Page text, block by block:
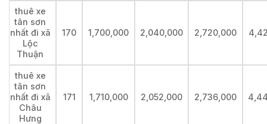
thuê xe
tân sơn
nhất đi xã
Lộc
Thuận
170 1,700,000 2,040,000 2,720,000
thuê xe
tân sơn
nhất đi xã
Châu
Hưng
171 1,710,000 2,052,000 2,736,000